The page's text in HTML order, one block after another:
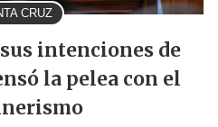
CRUZ
intenciones de
la pelea con el